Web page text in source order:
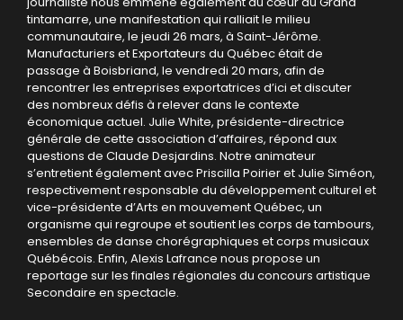
tintamarre, une manifestation qui ralliait le milieu
communautaire, le jeudi 26 mars, à Saint-Jérôme.
Manufacturiers et Exportateurs du Québec était de
passage à Boisbriand, le vendredi 20 mars, afin de
rencontrer les entreprises exportatrices d’ici et discuter
des nombreux défis à relever dans le contexte
économique actuel. Julie White, présidente-directrice
générale de cette association d’affaires, répond aux
questions de Claude Desjardins. Notre animateur
s’entretient également avec Priscilla Poirier et Julie Siméon,
respectivement responsable du développement culturel et
vice-présidente d’Arts en mouvement Québec, un
organisme qui regroupe et soutient les corps de tambours,
ensembles de danse chorégraphiques et corps musicaux
Québécois. Enfin, Alexis Lafrance nous propose un
reportage sur les finales régionales du concours artistique
Secondaire en spectacle.